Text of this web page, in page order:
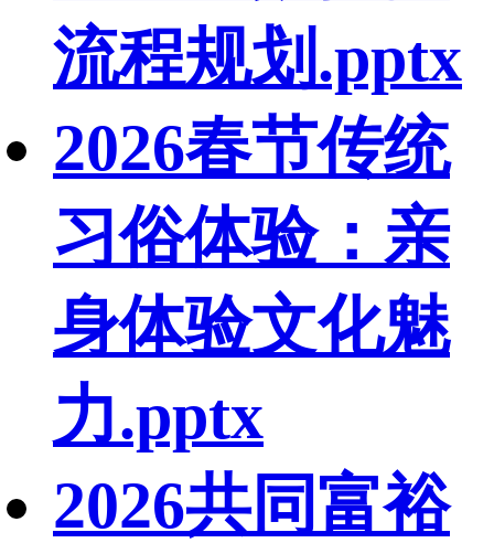
流程规划.pptx
2026春节传统
习俗体验：亲
身体验文化魅
力.pptx
2026共同富裕